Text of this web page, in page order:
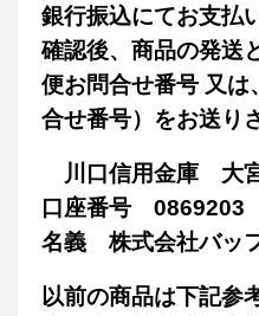
銀行振込にてお支払
確認後、商品の発送
便お問合せ番号 又は
合せ番号）をお送り
川口信用金庫 大
口座番号 0869203
名義 株式会社バッ
以前の商品は下記参